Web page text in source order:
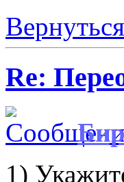
Re:
1)